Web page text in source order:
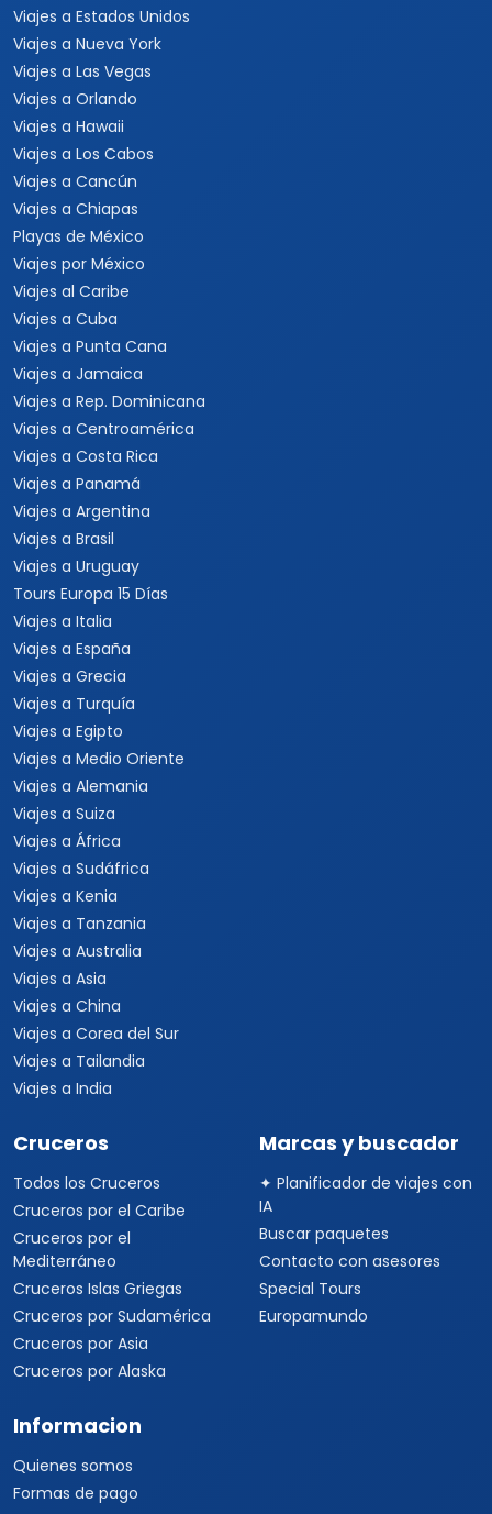
Viajes a Estados Unidos
Viajes a Nueva York
Viajes a Las Vegas
Viajes a Orlando
Viajes a Hawaii
Viajes a Los Cabos
Viajes a Cancún
Viajes a Chiapas
Playas de México
Viajes por México
Viajes al Caribe
Viajes a Cuba
Viajes a Punta Cana
Viajes a Jamaica
Viajes a Rep. Dominicana
Viajes a Centroamérica
Viajes a Costa Rica
Viajes a Panamá
Viajes a Argentina
Viajes a Brasil
Viajes a Uruguay
Tours Europa 15 Días
Viajes a Italia
Viajes a España
Viajes a Grecia
Viajes a Turquía
Viajes a Egipto
Viajes a Medio Oriente
Viajes a Alemania
Viajes a Suiza
Viajes a África
Viajes a Sudáfrica
Viajes a Kenia
Viajes a Tanzania
Viajes a Australia
Viajes a Asia
Viajes a China
Viajes a Corea del Sur
Viajes a Tailandia
Viajes a India
Cruceros
Todos los Cruceros
Cruceros por el Caribe
Cruceros por el
Mediterráneo
Cruceros Islas Griegas
Cruceros por Sudamérica
Cruceros por Asia
Cruceros por Alaska
Marcas y buscador
✦ Planificador de viajes con
IA
Buscar paquetes
Contacto con asesores
Special Tours
Europamundo
Informacion
Quienes somos
Formas de pago